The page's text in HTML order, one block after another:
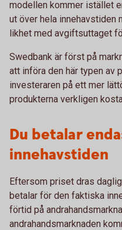
modellen kommer istället
ut över hela innehavstiden
likhet med avgiftsuttaget
Swedbank är först på
att införa den här typen av
investeraren på ett mer
produkterna verkligen
Du betalar
innehavstiden
Eftersom priset dras
betalar för den faktiska
förtid på
andrahandsmarknaden